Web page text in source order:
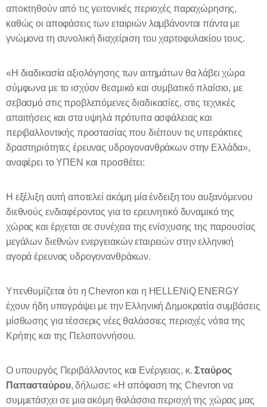
αποκτηθούν από τις γειτονικές περιοχές παραχώρησης,
καθώς οι αποφάσεις των εταιριών λαμβάνονται πάντα με
γνώμονα τη συνολική διαχείριση του χαρτοφυλακίου τους.
«Η διαδικασία αξιολόγησης των αιτημάτων θα λάβει χώρα
σύμφωνα με το ισχύον θεσμικό και συμβατικό πλαίσιο, με
σεβασμό στις προβλεπόμενες διαδικασίες, στις τεχνικές
απαιτήσεις και στα υψηλά πρότυπα ασφάλειας και
περιβαλλοντικής προστασίας που διέπουν τις υπεράκτιες
δραστηριότητες έρευνας υδρογονανθράκων στην Ελλάδα»,
αναφέρει το ΥΠΕΝ και προσθέτει:
Η εξέλιξη αυτή αποτελεί ακόμη μία ένδειξη του αυξανόμενου
διεθνούς ενδιαφέροντος για το ερευνητικό δυναμικό της
χώρας και έρχεται σε συνέχεια της ενίσχυσης της παρουσίας
μεγάλων διεθνών ενεργειακών εταιρειών στην ελληνική
αγορά έρευνας υδρογονανθράκων.
Υπενθυμίζεται ότι ηChevron και η HELLENiQ ENERGY
έχουν ήδη υπογράψει με την Ελληνική Δημοκρατία συμβάσεις
μίσθωσης για τέσσερις νέες θαλάσσιες περιοχές νότια της
Κρήτης και της Πελοποννήσου.
Ο υπουργός Περιβάλλοντος και Ενέργειας, κ. Σταύρος
Παπασταύρου, δήλωσε: «Η απόφαση τηςChevron να
συμμετάσχει σε μια ακόμη θαλάσσια περιοχή της χώρας μας